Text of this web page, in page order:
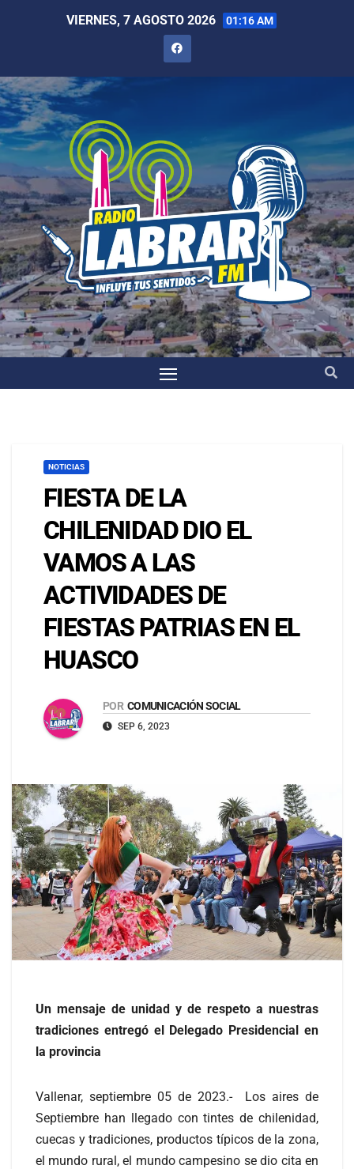
VIERNES, 7 AGOSTO 2026 01:16 AM
NOTICIAS
FIESTA DE LA
CHILENIDAD DIO EL
VAMOS A LAS
ACTIVIDADES DE
FIESTAS PATRIAS EN EL
HUASCO
POR COMUNICACIÓN SOCIAL
SEP 6, 2023
Un mensaje de unidad y de respeto a nuestras
tradiciones entregó el Delegado Presidencial en
la provincia
Vallenar, septiembre 05 de 2023.- Los aires de
Septiembre han llegado con tintes de chilenidad,
cuecas y tradiciones, productos típicos de la zona,
el mundo rural, el mundo campesino se dio cita en